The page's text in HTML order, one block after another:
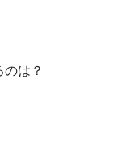
は？